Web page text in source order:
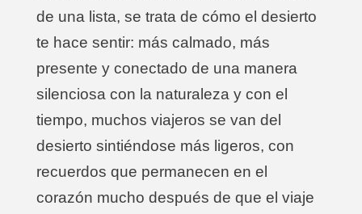
de una lista, se trata de cómo el desierto
te hace sentir: más calmado, más
presente y conectado de una manera
silenciosa con la naturaleza y con el
tiempo, muchos viajeros se van del
desierto sintiéndose más ligeros, con
recuerdos que permanecen en el
corazón mucho después de que el viaje